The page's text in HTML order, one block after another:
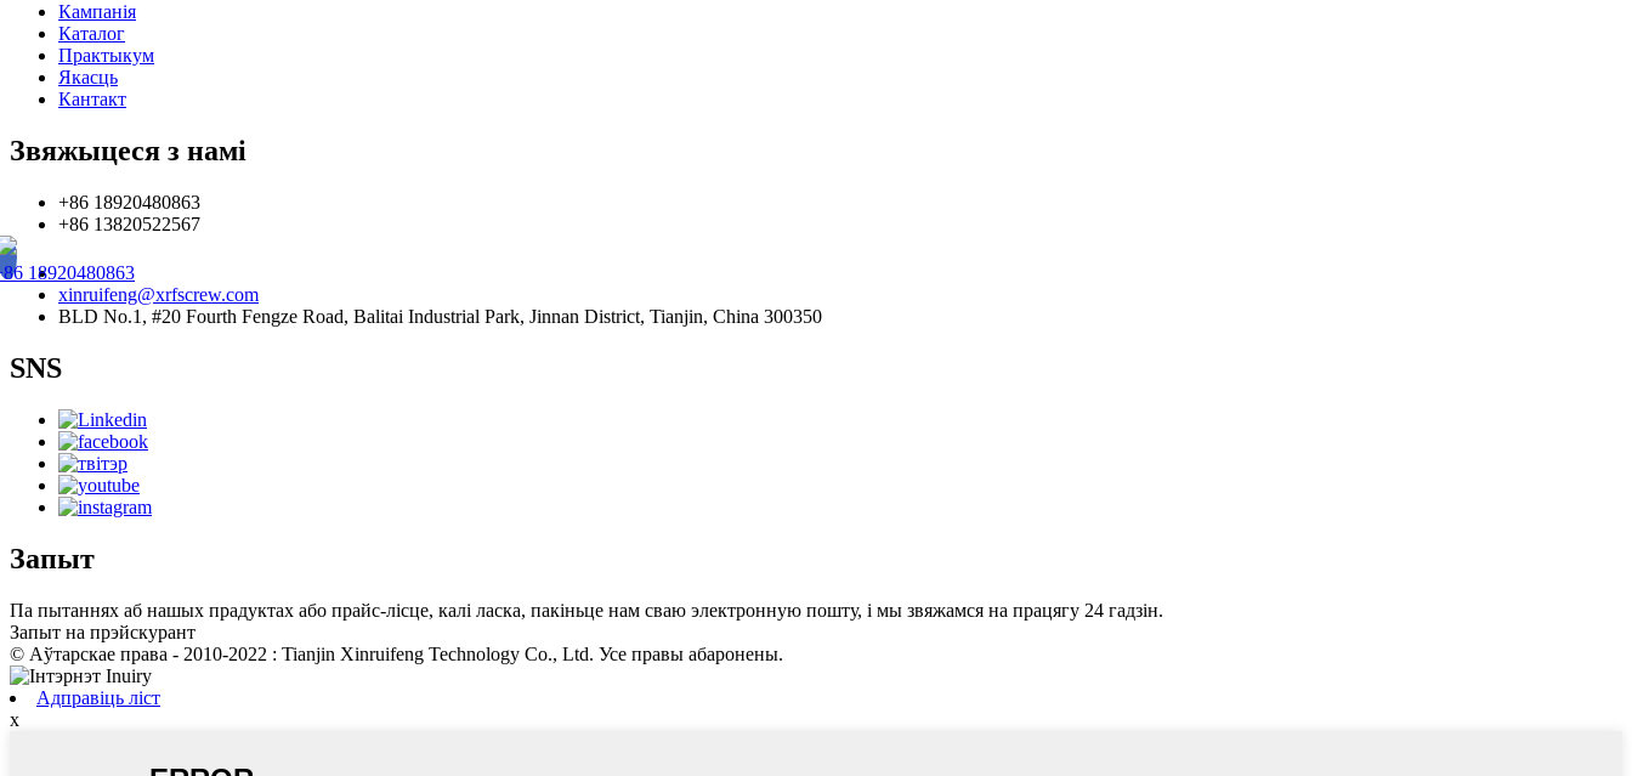
Кампанія
Каталог
Практыкум
Якасць
Кантакт
Звяжыцеся з намі
+86 18920480863
+86 13820522567
18920480863
xinruifeng@xrfscrew.com
BLD No.1, #20 Fourth Fengze Road, Balitai Industrial Park, Jinnan District, Tianjin, China 300350
SNS
Запыт
Па пытаннях аб нашых прадуктах або прайс-лісце, калі ласка, пакіньце нам сваю электронную пошту, і мы звяжамся на працягу 24 гадзін.
Запыт на прэйскурант
© Аўтарскае права - 2010-2022 : Tianjin Xinruifeng Technology Co., Ltd. Усе правы абаронены.
Адправіць ліст
x